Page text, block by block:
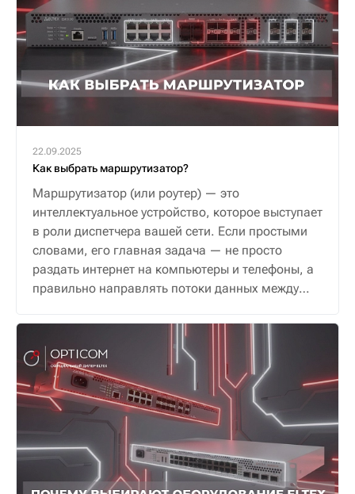
22.09.2025
Как выбрать маршрутизатор?
Маршрутизатор (или роутер) — это
интеллектуальное устройство, которое выступает
в роли диспетчера вашей сети. Если простыми
словами, его главная задача — не просто
раздать интернет на компьютеры и телефоны, а
правильно направлять потоки данных между
и безопасную связь.